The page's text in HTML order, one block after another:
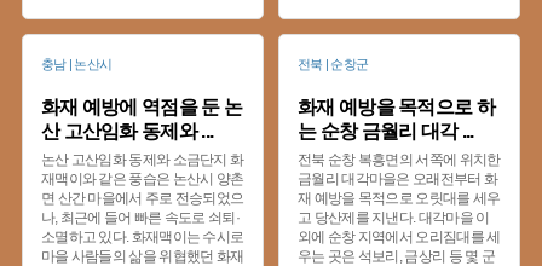
충남 | 논산시
화재 예방에 역점을 둔 논
산 고산임화 동제와...
논산 고산임화 동제와 소금단지 화
재맥이와 같은 풍습은 논산시 양촌
면 산간 마을에서 주로 전승되었으
나, 최근에 들어 빠른 속도로 쇠퇴·
소멸하고 있다. 화재맥이는 수시로
마을 사람들의 삶을 위협했던 화재
전북 | 순창군
화재 예방을 목적으로 하
는 순창 금월리 대각...
전북 순창 복흥면의 서쪽에 위치한
금월리 대각마을은 오래전부터 화
재 예방을 목적으로 오릿대를 세우
고 당산제를 지낸다. 대각마을 이
외에 순창 지역에서 오리짐대를 세
우는 곳은 석보리, 금상리 등 몇 군